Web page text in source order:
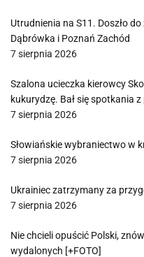
Utrudnienia na S11. Doszło
Dąbrówka i Poznań Zachód
7 sierpnia 2026
Szalona ucieczka kierowcy
kukurydzę. Bał się spotkania
7 sierpnia 2026
Słowiańskie wybraniectwo w
7 sierpnia 2026
Ukrainiec zatrzymany za
7 sierpnia 2026
Nie chcieli opuścić Polski,
wydalonych [+FOTO]